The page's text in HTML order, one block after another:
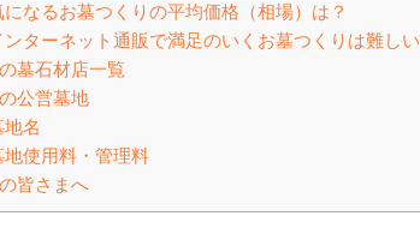
になるお墓つくりの平均価格（相場）は？
ンターネット通販で満足のいくお墓つくりは難しい
墓石材店一覧
公営墓地
地名
地使用料・管理料
皆さまへ